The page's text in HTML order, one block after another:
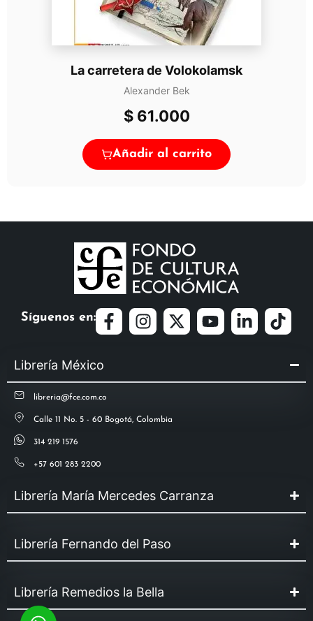
La carretera de Volokolamsk
Alexander Bek
$61.000
Añadir al carrito
Síguenos en:
Librería México
libreria@fce.com.co
Calle 11 No. 5 - 60 Bogotá, Colombia
314 219 1576
+57 601 283 2200
Librería María Mercedes Carranza
Librería Fernando del Paso
Librería Remedios la Bella